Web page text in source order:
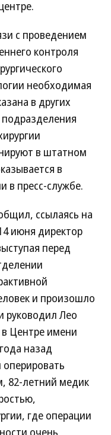
с проведением
контроля
необходимая
в других
в штатном
в
пресс-службе.
ссылаясь на
июня директор
перед
и произошло
руководил Лео
Центре имени
назад
82-летний медик
где операции
очень